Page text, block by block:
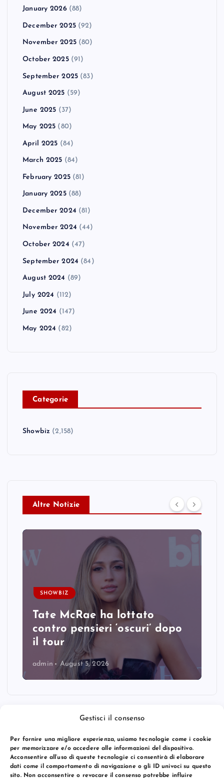
Gestisci il consenso
Per fornire una migliore esperienza, usiamo tecnologie come i cookie
per memorizzare e/o accedere alle informazioni del dispositivo.
Acconsentire all’uso di queste tecnologie ci consentirà di elaborare
dati come il comportamento di navigazione o gli ID univoci su questo
sito. Non acconsentire o revocare il consenso potrebbe influire
January 2026(88)
December 2025(92)
November 2025(80)
October 2025(91)
September 2025 (83)
August 2025 (59)
June 2025 (37)
May 2025 (80)
April 2025 (84)
March 2025 (84)
February 2025(81)
January 2025(88)
December 2024 (81)
November 2024 (44)
October 2024 (47)
September 2024 (84)
August 2024 (89)
July 2024 (112)
June 2024 (147)
May 2024 (82)
Categorie
Showbiz (2,158)
Altre Notizie
SHOWBIZ
Tate McRae ha lottato
contro pensieri ‘oscuri’ dopo
il tour
admin August 5, 2026